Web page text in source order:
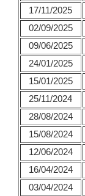
17/11/2025
02/09/2025
09/06/2025
24/01/2025
15/01/2025
25/11/2024
28/08/2024
15/08/2024
12/06/2024
16/04/2024
03/04/2024